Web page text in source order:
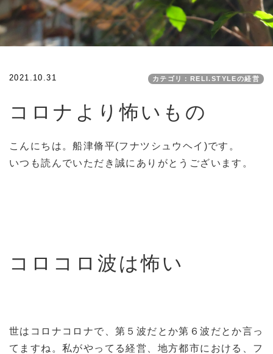
2021.10.31 カテゴリ：RELI.STYLEの経営
コロナより怖いもの
こんにちは。船津脩平(フナツシュウヘイ)です。
いつも読んでいただき誠にありがとうございます。
コロコロ波は怖い
世はコロナコロナで、第５波だとか第６波だとか言っ
てますね。私がやってる経営、地方都市における、フ